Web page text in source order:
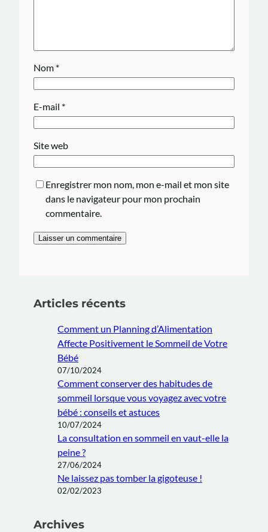
Nom *
E-mail *
Site web
Enregistrer mon nom, mon e-mail et mon site
dans le navigateur pour mon prochain
commentaire.
Articles récents
Comment un Planning d’Alimentation
Affecte Positivement le Sommeil de Votre
Bébé
07/10/2024
Comment conserver des habitudes de
sommeil lorsque vous voyagez avec votre
bébé : conseils et astuces
10/07/2024
La consultation en sommeil en vaut-elle la
peine ?
27/06/2024
Ne laissez pas tomber la gigoteuse !
02/02/2023
Archives